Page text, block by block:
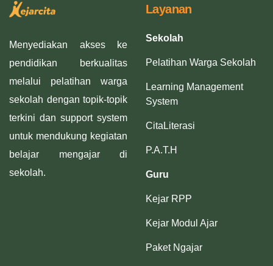
Menyediakan akses ke
pendidikan berkualitas
melalui pelatihan warga
sekolah dengan topik-topik
terkini dan support system
untuk mendukung kegiatan
belajar mengajar di
sekolah.
Layanan
Sekolah
Pelatihan Warga Sekolah
Learning Management
System
CitaLiterasi
P.A.T.H
Guru
Kejar RPP
Kejar Modul Ajar
Paket Ngajar